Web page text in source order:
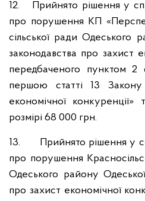
12. Прийнято рішення у
про порушення КП
сільської ради Одеського
законодавства про захист
передбаченого пунктом 2
першою статті 13
економічної
розмірі 68 000 грн.
13. Прийнято рішення у
про порушення
Одеського району
про захист економічної